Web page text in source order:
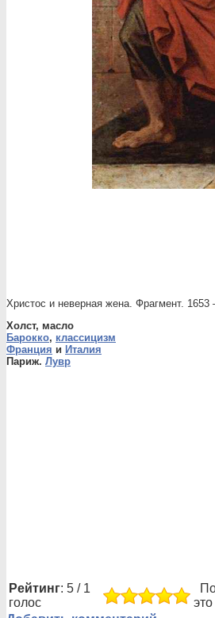
Христос и неверная жена. Фрагмент.
Холст, масло
Барокко, классицизм
Франция и Италия
Париж. Лувр
Рейтинг: 5 / 1
голос